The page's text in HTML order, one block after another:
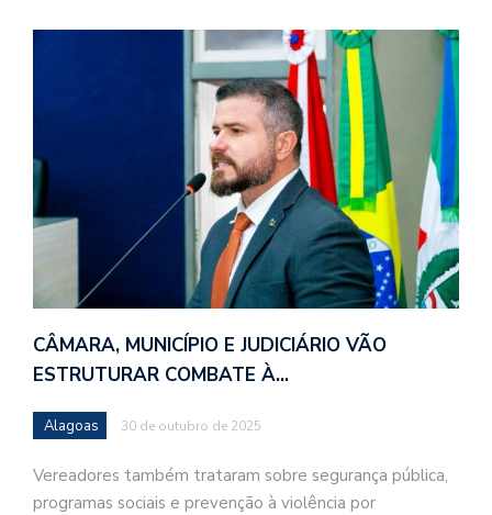
CÂMARA, MUNICÍPIO E JUDICIÁRIO VÃO
ESTRUTURAR COMBATE À…
Alagoas 30 de outubro de 2025
Vereadores também trataram sobre segurança pública,
programas sociais e prevenção à violência por